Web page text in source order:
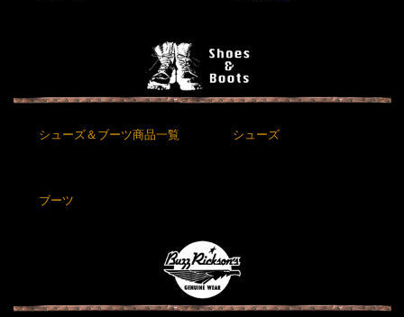
シューズ＆ブーツ商品一覧 シューズ
ブーツ